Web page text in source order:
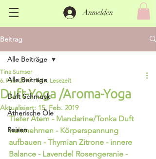
Anmelden
Beitrag
Alle Beiträge
Duft Schmuck
Ätherische Öle
Reisen
Alle Beiträge
Duft-Yoga /Aroma-Yoga
Tina Sumser
6. Feb. 2019 1 Min. Lesezeit
Aktualisiert: 15. Feb. 2019
Tiefer Atem - Mandarine/Tonka Duft
wahrnehmen - Körperspannung
aufbauen - Thymian Zitrone - innere
Balance - Lavendel Rosengeranie -